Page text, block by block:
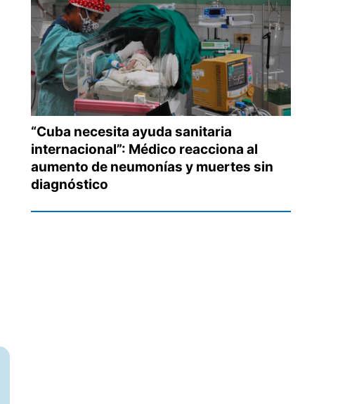
“Cuba necesita ayuda sanitaria
internacional”: Médico reacciona al
aumento de neumonías y muertes sin
diagnóstico